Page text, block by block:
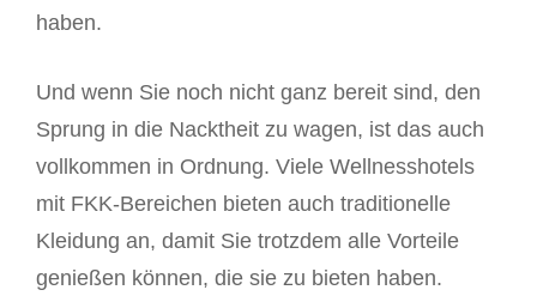
haben.
Und wenn Sie noch nicht ganz bereit sind, den
Sprung in die Nacktheit zu wagen, ist das auch
vollkommen in Ordnung. Viele Wellnesshotels
mit FKK-Bereichen bieten auch traditionelle
Kleidung an, damit Sie trotzdem alle Vorteile
genießen können, die sie zu bieten haben.